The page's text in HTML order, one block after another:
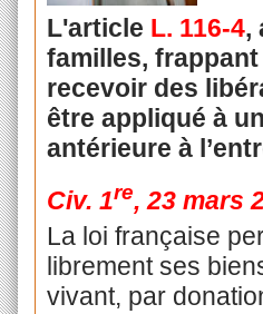
L'article L. 116-4,
familles,
recevoir des
être appliqué à
antérieure à
Civ. 1re, 23 mars
La loi française
librement ses
vivant, par